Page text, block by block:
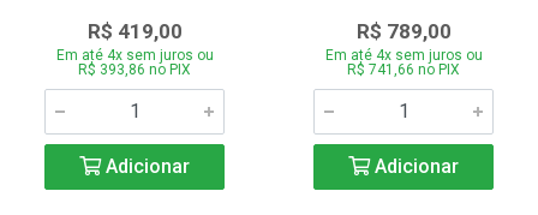
R$ 419,00
Em até 4x sem juros ou
R$ 393,86 no PIX
Adicionar
R$ 789,00
Em até 4x sem juros ou
R$ 741,66 no PIX
Adicionar